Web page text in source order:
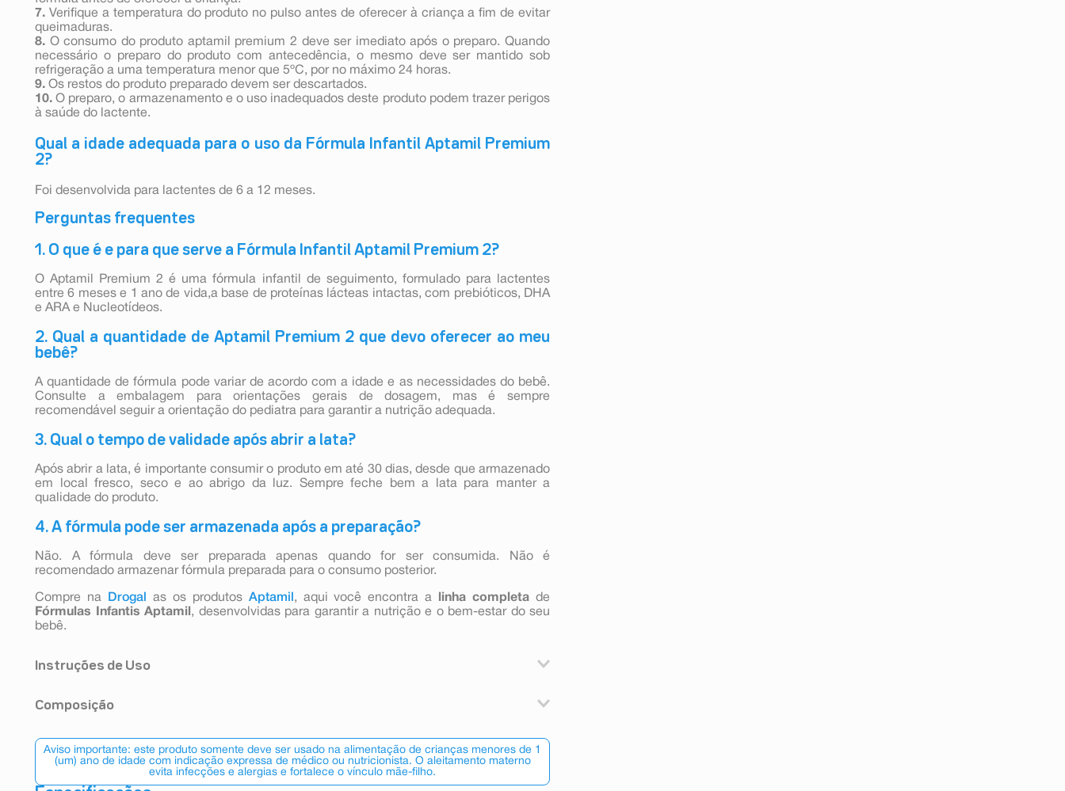
7. Verifique a temperatura do produto no pulso antes de oferecer à criança a fim de evitar
queimaduras.
8. O consumo do produto aptamil premium 2 deve ser imediato após o preparo. Quando
necessário o preparo do produto com antecedência, o mesmo deve ser mantido sob
refrigeração a uma temperatura menor que 5ºC, por no máximo 24 horas.
9. Os restos do produto preparado devem ser descartados.
10. O preparo, o armazenamento e o uso inadequados deste produto podem trazer perigos
à saúde do lactente.
Qual a idade adequada para o uso da Fórmula Infantil Aptamil Premium
2?
Foi desenvolvida para lactentes de 6 a 12 meses.
Perguntas frequentes
1. O que é e para que serve a Fórmula Infantil Aptamil Premium 2?
O Aptamil Premium 2 é uma fórmula infantil de seguimento, formulado para lactentes
entre 6 meses e 1 ano de vida,a base de proteínas lácteas intactas, com prebióticos, DHA
e ARA e Nucleotídeos.
2. Qual a quantidade de Aptamil Premium 2 que devo oferecer ao meu
bebê?
A quantidade de fórmula pode variar de acordo com a idade e as necessidades do bebê.
Consulte a embalagem para orientações gerais de dosagem, mas é sempre
recomendável seguir a orientação do pediatra para garantir a nutrição adequada.
3. Qual o tempo de validade após abrir a lata?
Após abrir a lata, é importante consumir o produto em até 30 dias, desde que armazenado
em local fresco, seco e ao abrigo da luz. Sempre feche bem a lata para manter a
qualidade do produto.
4. A fórmula pode ser armazenada após a preparação?
Não. A fórmula deve ser preparada apenas quando for ser consumida. Não é
recomendado armazenar fórmula preparada para o consumo posterior.
Compre na Drogal as os produtos Aptamil , aqui você encontra a linha completa de
Fórmulas Infantis Aptamil , desenvolvidas para garantir a nutrição e o bem-estar do seu
bebê.
Instruções de Uso
Ferva os utensílios durante 5 minutos e conserve-os tampados até o momento de usá-los.
doenças à criança.
3. Coloque na mamadeira esterilizada a quantidade exata de água previamente fervida.
4. Sempre utilize a colher-medida contida nesta embalagem. Encha a colher-medida e
Composição
oleico, óleo de canola, óleo de girassol), leite desnatado*, fibras alimentares (galacto-
oligossacarídeos e fruto-oligossacarídeos), carbonato de cálcio, óleo de peixe, citrato
tripotássico, cloreto de sódio, fosfato de cálcio dibásico, fosfato tricálcico, óleo de
Aviso importante: este produto somente deve ser usado na alimentação de crianças menores de 1
(um) ano de idade com indicação expressa de médico ou nutricionista. O aleitamento materno
evita infecções e alergias e fortalece o vínculo mãe-filho.